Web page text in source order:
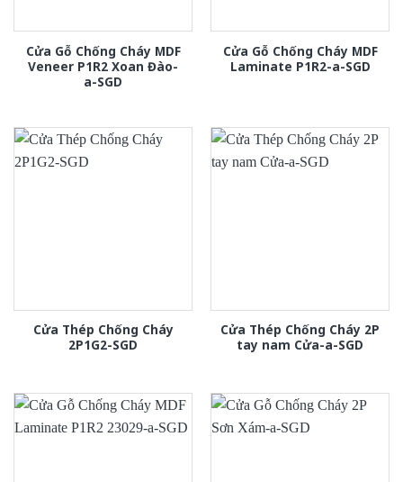
Cửa Gỗ Chống Cháy MDF
Veneer P1R2 Xoan Đào-
a-SGD
Cửa Gỗ Chống Cháy MDF
Laminate P1R2-a-SGD
Cửa Thép Chống Cháy
2P1G2-SGD
Cửa Thép Chống Cháy 2P
tay nam Cửa-a-SGD